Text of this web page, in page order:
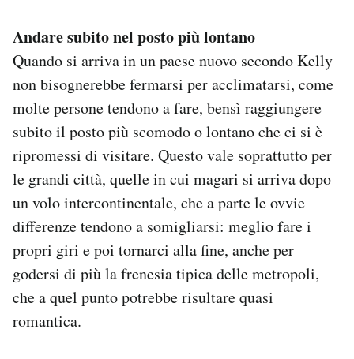
Andare subito nel posto più lontano
Quando si arriva in un paese nuovo secondo Kelly
non bisognerebbe fermarsi per acclimatarsi, come
molte persone tendono a fare, bensì raggiungere
subito il posto più scomodo o lontano che ci si è
ripromessi di visitare. Questo vale soprattutto per
le grandi città, quelle in cui magari si arriva dopo
un volo intercontinentale, che a parte le ovvie
differenze tendono a somigliarsi: meglio fare i
propri giri e poi tornarci alla fine, anche per
godersi di più la frenesia tipica delle metropoli,
che a quel punto potrebbe risultare quasi
romantica.